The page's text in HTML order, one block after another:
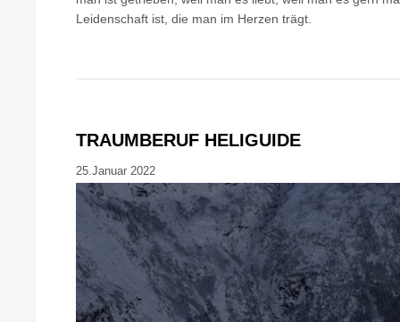
Leidenschaft ist, die man im Herzen trägt.
TRAUMBERUF HELIGUIDE
25.Januar 2022